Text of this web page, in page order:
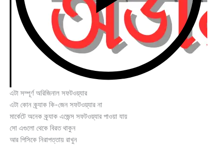
এটা সম্পূর্ণ অরিজিনাল সফটওয়্যার
এটা কোন ক্র্যাক কি-জেন সফটওয়্যার না
মার্কেটে অনেক ক্র্যাক এজেন্স সফটওয়্যার পাওয়া যায়
সো এগুলো থেকে বিরত থাকুন
আর পিসিকে নিরাপত্তায় রাখুন